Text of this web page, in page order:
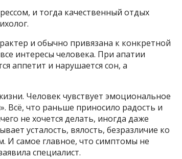
и тогда качественный отдых
и обычно привязана к конкретной
интересы человека. При апатии
аппетит и нарушается сон, а
Человек чувствует эмоциональное
Всё, что раньше приносило радость и
не хочется делать, иногда даже
усталость, вялость, безразличие ко
И самое главное, что симптомы не
специалист.